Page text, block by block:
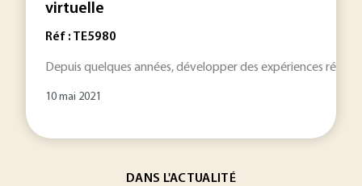
virtuelle
Réf : TE5980
Depuis quelques années, développer des expériences
10 mai 2021
DANS L'ACTUALITÉ